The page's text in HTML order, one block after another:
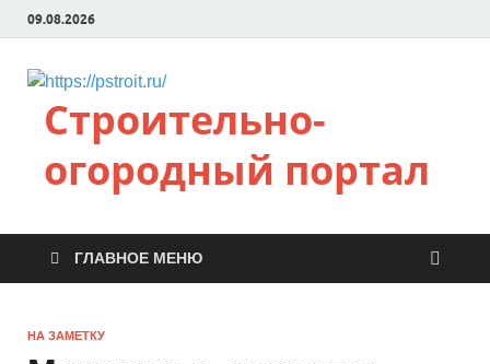
09.08.2026
Строительно-
огородный портал
ГЛАВНОЕ МЕНЮ
НА ЗАМЕТКУ